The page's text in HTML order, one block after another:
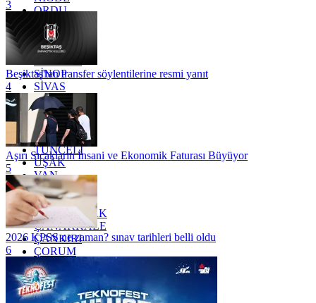
ORDU
OSMANİYE
RİZE
SAKARYA
SİNOP
SİVAS
SİİRT
TEKİRDAĞ
TOKAT
TRABZON
TUNCELİ
UŞAK
VAN
YALOVA
YOZGAT
ZONGULDAK
ÇANAKKALE
ÇANKIRI
ÇORUM
İSTANBUL
İZMİR
ŞANLIURFA
3
Beşiktaş'tan transfer söylentilerine resmi yanıt
4
Aşırı Sıcakların İnsani ve Ekonomik Faturası Büyüyor
5
2026 KPSS ne zaman? sınav tarihleri belli oldu
6